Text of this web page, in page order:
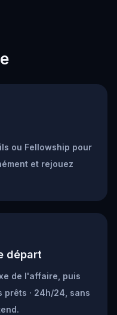
ou Fellowship pour
et rejouez
départ
de l'affaire, puis
prêts · 24h/24, sans